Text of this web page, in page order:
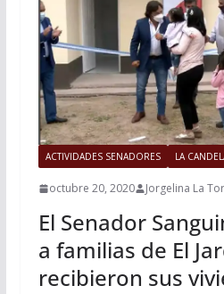
ACTIVIDADES SENADORES LA
octubre 20, 2020 Jorgelina La
El Senador
a familias de El
recibieron sus